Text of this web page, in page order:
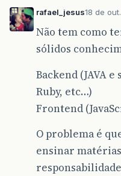
rafael_jesus18 de
Não tem como
sólidos
Backend (JAVA
Ruby, etc…)
Frontend
O problema é
ensinar